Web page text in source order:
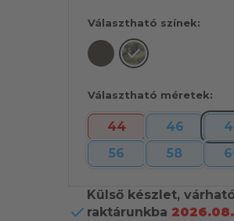
Választható színek:
Választható méretek:
44 46
56
58
Külső készlet,
raktárunkba